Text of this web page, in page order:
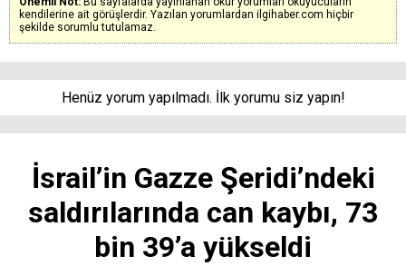
kendilerine ait görüşlerdir. Yazılan yorumlardan ilgihaber.com hiçbir
şekilde sorumlu tutulamaz.
Henüz yorum yapılmadı. İlk yorumu siz yapın!
İsrail’in Gazze Şeridi’ndeki
saldırılarında can kaybı, 73
bin 39’a yükseldi